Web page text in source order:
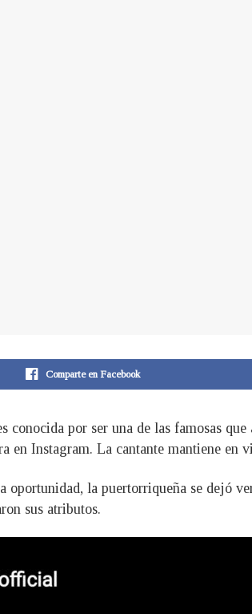
Comparte en Facebook
conocida por ser una de las famosas
en Instagram. La cantante mantiene en
oportunidad, la puertorriqueña se dejó
sus atributos.